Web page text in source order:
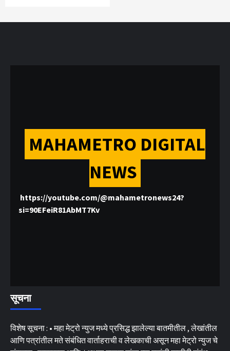
MAHAMETRO DIGITAL
NEWS
https://youtube.com/@mahametronews24?
si=90EFeiR81AbMT7Kv
सूचना
विशेष सूचना : • महा मेट्रो न्युज मध्ये प्रसिद्ध झालेल्या बातमीतील , लेखांतील
आणि पत्रांतील मते संबंधित वार्ताहराची व लेखकाची असून महा मेट्रो न्युज चे